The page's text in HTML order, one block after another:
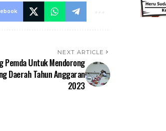
NEXT ARTICLE
Pemda Untuk Mendorong
Daerah Tahun Anggaran
2023